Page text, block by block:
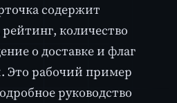
содержит
количество
о доставке и флаг
Это рабочий пример
руководство